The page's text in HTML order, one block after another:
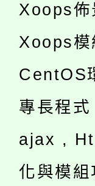
Xoops佈
Xoops模
CentOS
專長程
ajax ,
化與模組